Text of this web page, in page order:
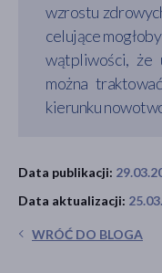
wzrostu
celujące
wątpliwości, że
można
kierunku
Data publikacji:
Data aktualizacji:
WRÓĆ DO BLOGA